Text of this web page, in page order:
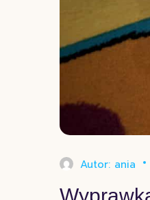
Autor: ania